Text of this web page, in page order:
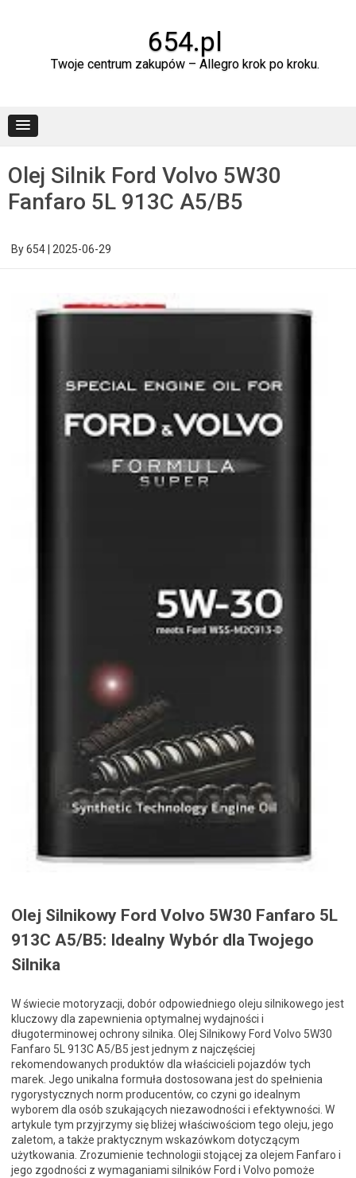
654.pl
Twoje centrum zakupów – Allegro krok po kroku.
Olej Silnik Ford Volvo 5W30
Fanfaro 5L 913C A5/B5
By654 2025-06-29
Olej Silnikowy Ford Volvo 5W30 Fanfaro 5L
913C A5/B5: Idealny Wybór dla Twojego
Silnika
W świecie motoryzacji, dobór odpowiedniego oleju silnikowego jest
kluczowy dla zapewnienia optymalnej wydajności i
długoterminowej ochrony silnika. Olej Silnikowy Ford Volvo 5W30
Fanfaro 5L 913C A5/B5 jest jednym z najczęściej
rekomendowanych produktów dla właścicieli pojazdów tych
marek. Jego unikalna formuła dostosowana jest do spełnienia
rygorystycznych norm producentów, co czyni go idealnym
wyborem dla osób szukających niezawodności i efektywności. W
artykule tym przyjrzymy się bliżej właściwościom tego oleju, jego
zaletom, a także praktycznym wskazówkom dotyczącym
użytkowania. Zrozumienie technologii stojącej za olejem Fanfaro i
jego zgodności z wymaganiami silników Ford i Volvo pomoże